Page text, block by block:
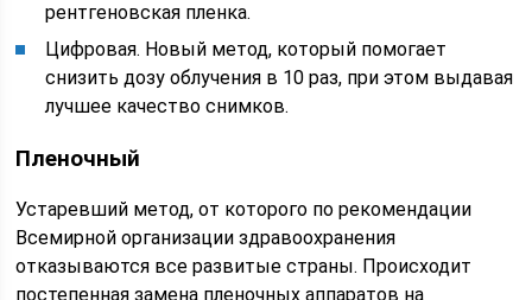
рентгеновская пленка.
Цифровая. Новый метод, который помогает
снизить дозу облучения в 10 раз, при этом выдавая
лучшее качество снимков.
Пленочный
Устаревший метод, от которого по рекомендации
Всемирной организации здравоохранения
отказываются все развитые страны. Происходит
постепенная замена пленочных аппаратов на